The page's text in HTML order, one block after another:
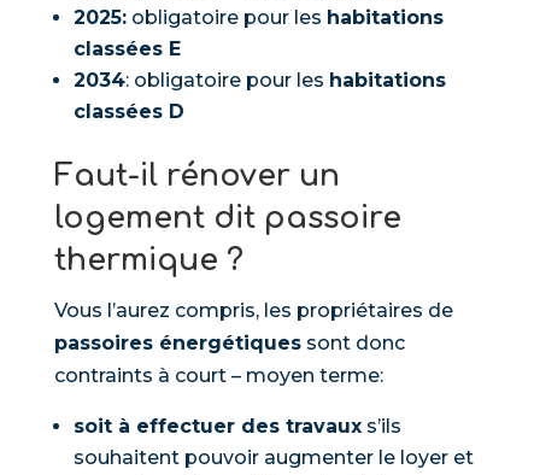
2025: obligatoire pour les habitations
classées E
2034: obligatoire pour les habitations
classées D
Faut-il rénover un
logement dit passoire
thermique ?
Vous l’aurez compris, les propriétaires de
passoires énergétiquessont donc
contraints à court – moyen terme:
soit à effectuer des travauxs’ils
souhaitent pouvoir augmenter le loyer et